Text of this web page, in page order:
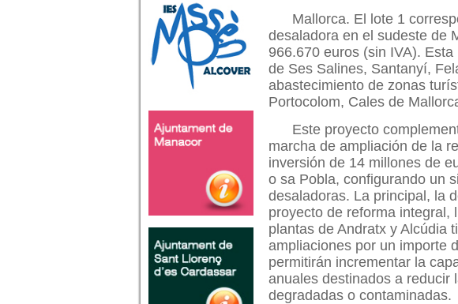
Mallorca. El lote 1
desaladora en el sudeste de
966.670 euros (sin IVA).
de Ses Salines, Santanyí,
abastecimiento de zonas
Portocolom, Cales de
Este proyecto
marcha de ampliación de la
inversión de 14 millones de
o sa Pobla, configurando un
desaladoras. La principal, la
proyecto de reforma integral,
plantas de Andratx y Alcúdia
ampliaciones por un importe
permitirán incrementar la
anuales destinados a reducir
degradadas o contaminadas.